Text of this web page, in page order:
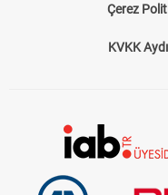
Çerez
KVKK